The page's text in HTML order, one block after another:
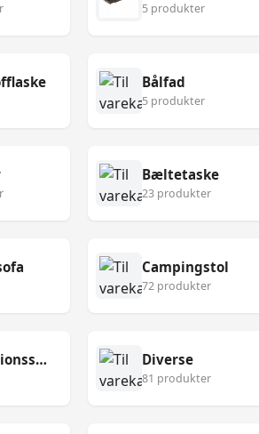
5 produkter
Bålfad
5 produkter
Bæltetaske
23 produkter
Campingstol
72 produkter
Desinfektionsservietter Diverse
81 produkter